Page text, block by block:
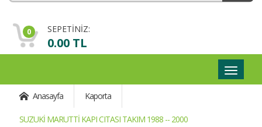
0 SEPETİNİZ:
0.00 TL
Geçişli
Anasayfa
Kaporta
SUZUKİ MARUTTİ KAPI CITASI TAKIM 1988 -- 2000